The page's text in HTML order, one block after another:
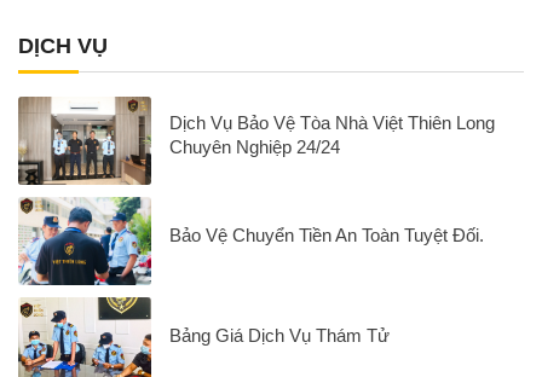
DỊCH VỤ
Dịch Vụ Bảo Vệ Tòa Nhà Việt Thiên Long
Chuyên Nghiệp 24/24
Bảo Vệ Chuyển Tiền An Toàn Tuyệt Đối.
Bảng Giá Dịch Vụ Thám Tử